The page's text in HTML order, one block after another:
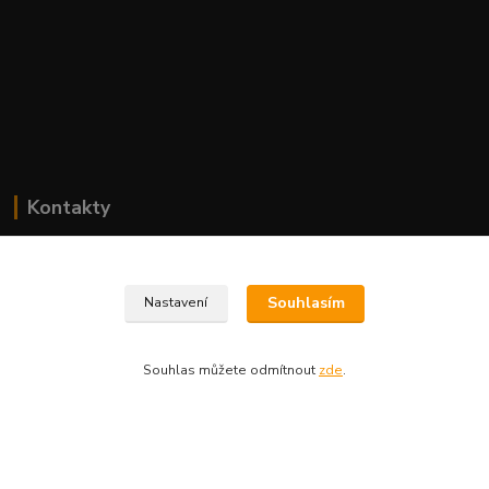
Kontakty
+420704179566
Nastavení Souhlasím
Souhlas můžete odmítnout zde.